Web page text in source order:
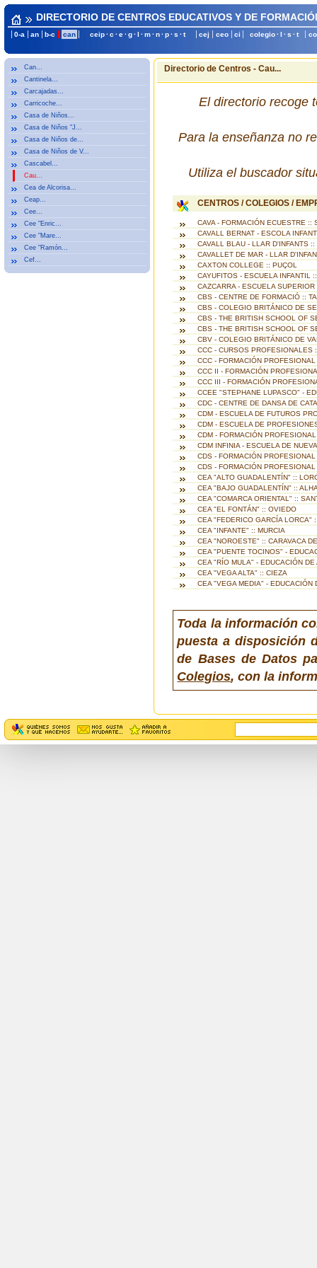
DIRECTORIO DE CENTROS EDUCATIVOS Y DE
0-a an b-c can ceip· c · e· g· l · m· n· p· s · t cej ceo ci colegio· l · s · t
Can...
Cantinela...
Carcajadas...
Carricoche...
Casa de Niños...
Casa de Niños "J...
Casa de Niños de...
Casa de Niños de V...
Cascabel...
Cau...
Cea de Alcorisa...
Ceap...
Cee...
Cee "Enric...
Cee "Mare...
Cee "Ramón...
Cef...
Directorio de Centros - Cau...
El directorio recoge
Para la enseñanza no
Utiliza el buscador
CENTROS / COLEGIOS /
CAVA - FORMACIÓN ECUESTRE ::
CAVALL BERNAT - ESCOLA
CAVALL BLAU - LLAR D'INFANTS ::
CAVALLET DE MAR - LLAR
CAXTON COLLEGE :: PUÇOL
CAYUFITOS - ESCUELA INFANTIL
CAZCARRA - ESCUELA
CBS - CENTRE DE FORMACIÓ ::
CBS - COLEGIO BRITÁNICO DE
CBS - THE BRITISH SCHOOL OF
CBS - THE BRITISH SCHOOL OF
CBV - COLEGIO BRITÁNICO DE
CCC - CURSOS PROFESIONALES
CCC - FORMACIÓN
CCC II - FORMACIÓN
CCC III - FORMACIÓN
CCEE "STEPHANE LUPASCO" -
CDC - CENTRE DE DANSA DE
CDM - ESCUELA DE FUTUROS
CDM - ESCUELA DE
CDM - FORMACIÓN
CDM INFINIA - ESCUELA DE
CDS - FORMACIÓN
CDS - FORMACIÓN
CEA "ALTO GUADALENTÍN" ::
CEA "BAJO GUADALENTÍN" ::
CEA "COMARCA ORIENTAL" ::
CEA "EL FONTÁN" :: OVIEDO
CEA "FEDERICO GARCÍA LORCA"
CEA "INFANTE" :: MURCIA
CEA "NOROESTE" :: CARAVACA
CEA "PUENTE TOCINOS" -
CEA "RÍO MULA" - EDUCACIÓN DE
CEA "VEGA ALTA" :: CIEZA
CEA "VEGA MEDIA" - EDUCACIÓN
Toda la información
puesta a disposición
de Bases de Datos
Colegios, con la